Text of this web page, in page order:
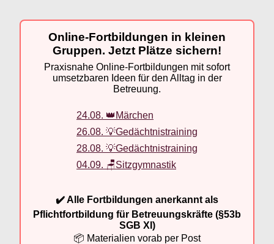
Online-Fortbildungen in kleinen
Gruppen. Jetzt Plätze sichern!
Praxisnahe Online-Fortbildungen mit sofort
umsetzbaren Ideen für den Alltag in der
Betreuung.
24.08. 👑Märchen
26.08. 💡Gedächtnistraining
28.08. 💡Gedächtnistraining
04.09. 🪑Sitzgymnastik
✔️ Alle Fortbildungen anerkannt als
Pflichtfortbildung für Betreuungskräfte (§53b
SGB XI)
📦 Materialien vorab per Post